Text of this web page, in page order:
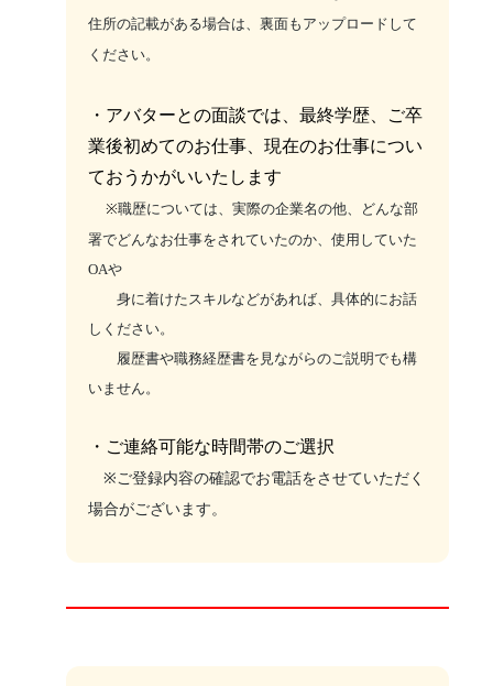
住所の記載がある場合は、裏面もアップロードして
ください。
・アバターとの面談では、最終学歴、ご卒
業後初めてのお仕事、現在のお仕事につい
ておうかがいいたします
※職歴については、実際の企業名の他、どんな部
署でどんなお仕事をされていたのか、使用していた
OAや
身に着けたスキルなどがあれば、具体的にお話
しください。
履歴書や職務経歴書を見ながらのご説明でも構
いません。
・ご連絡可能な時間帯のご選択
※ご登録内容の確認でお電話をさせていただく
場合がございます。